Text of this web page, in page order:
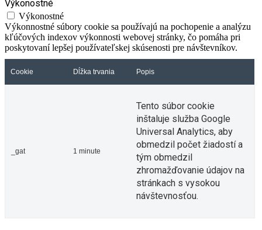
Výkonostné
Výkonostné
Výkonnostné súbory cookie sa používajú na pochopenie a analýzu
kľúčových indexov výkonnosti webovej stránky, čo pomáha pri
poskytovaní lepšej používateľskej skúsenosti pre návštevníkov.
Cookie Dĺžka trvania Popis
_gat 1 minute
Tento súbor cookie
inštaluje služba Google
Universal Analytics, aby
obmedzil počet žiadostí a
tým obmedzil
zhromažďovanie údajov na
stránkach s vysokou
návštevnosťou.